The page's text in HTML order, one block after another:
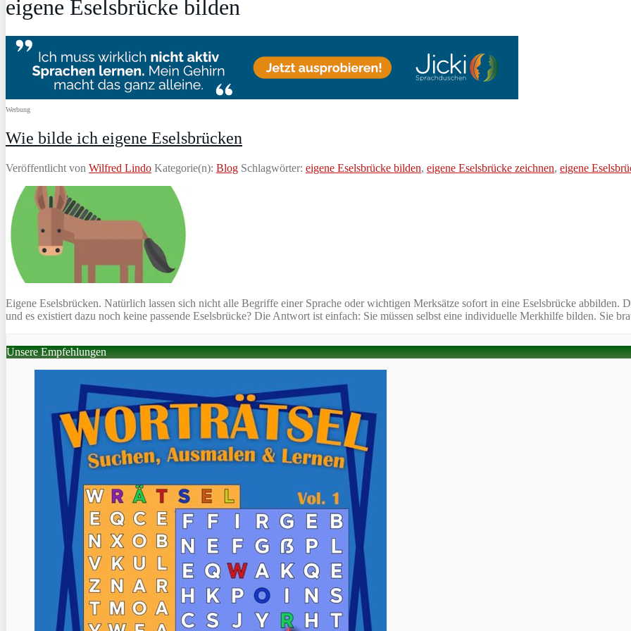
eigene Eselsbrücke bilden
Werbung
Wie bilde ich eigene Eselsbrücken
Veröffentlicht von Wilfred Lindo Kategorie(n): Blog Schlagwörter: eigene Eselsbrücke bilden, eigene Eselsbrücke zeichnen, eigene
Eigene Eselsbrücken. Natürlich lassen sich nicht alle Begriffe einer Sprache oder wichtigen Merksätze sofort in eine Eselsbrücke abbilden.
und es existiert dazu noch keine passende Eselsbrücke? Die Antwort ist einfach: Sie müssen selbst eine individuelle Merkhilfe bilden. Sie
Unsere Empfehlungen